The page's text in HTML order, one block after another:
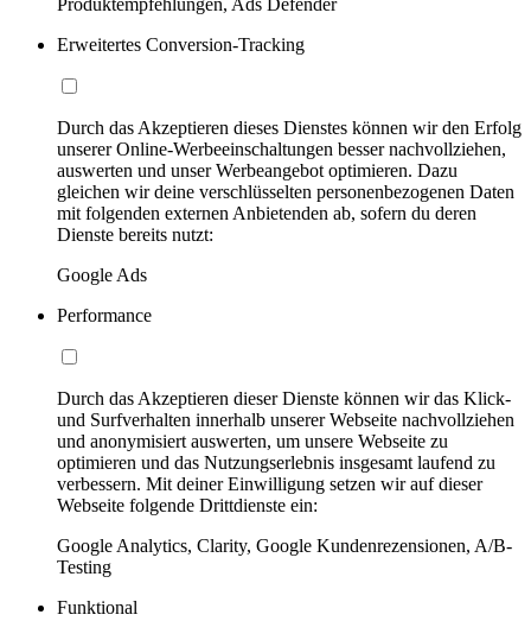
Erweitertes Conversion-Tracking
Durch das Akzeptieren dieses Dienstes können wir den Erfolg
unserer Online-Werbeeinschaltungen besser nachvollziehen,
auswerten und unser Werbeangebot optimieren. Dazu
gleichen wir deine verschlüsselten personenbezogenen Daten
mit folgenden externen Anbietenden ab, sofern du deren
Dienste bereits nutzt:
Google Ads
Performance
Durch das Akzeptieren dieser Dienste können wir das Klick-
und Surfverhalten innerhalb unserer Webseite nachvollziehen
und anonymisiert auswerten, um unsere Webseite zu
optimieren und das Nutzungserlebnis insgesamt laufend zu
verbessern. Mit deiner Einwilligung setzen wir auf dieser
Webseite folgende Drittdienste ein:
Google Analytics, Clarity, Google Kundenrezensionen, A/B-
Testing
Funktional